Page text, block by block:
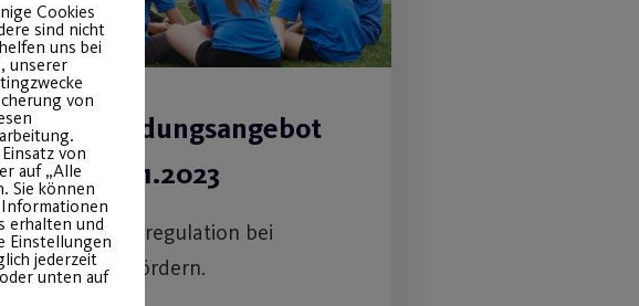
Fortbildungsangebot
am 21.11.2023
Die Selbstregulation bei
Kindern fördern.
Cookies
sind nicht
uns bei
unserer
von
von
auf „Alle
Sie können
erhalten und
Einstellungen
jederzeit
unten auf